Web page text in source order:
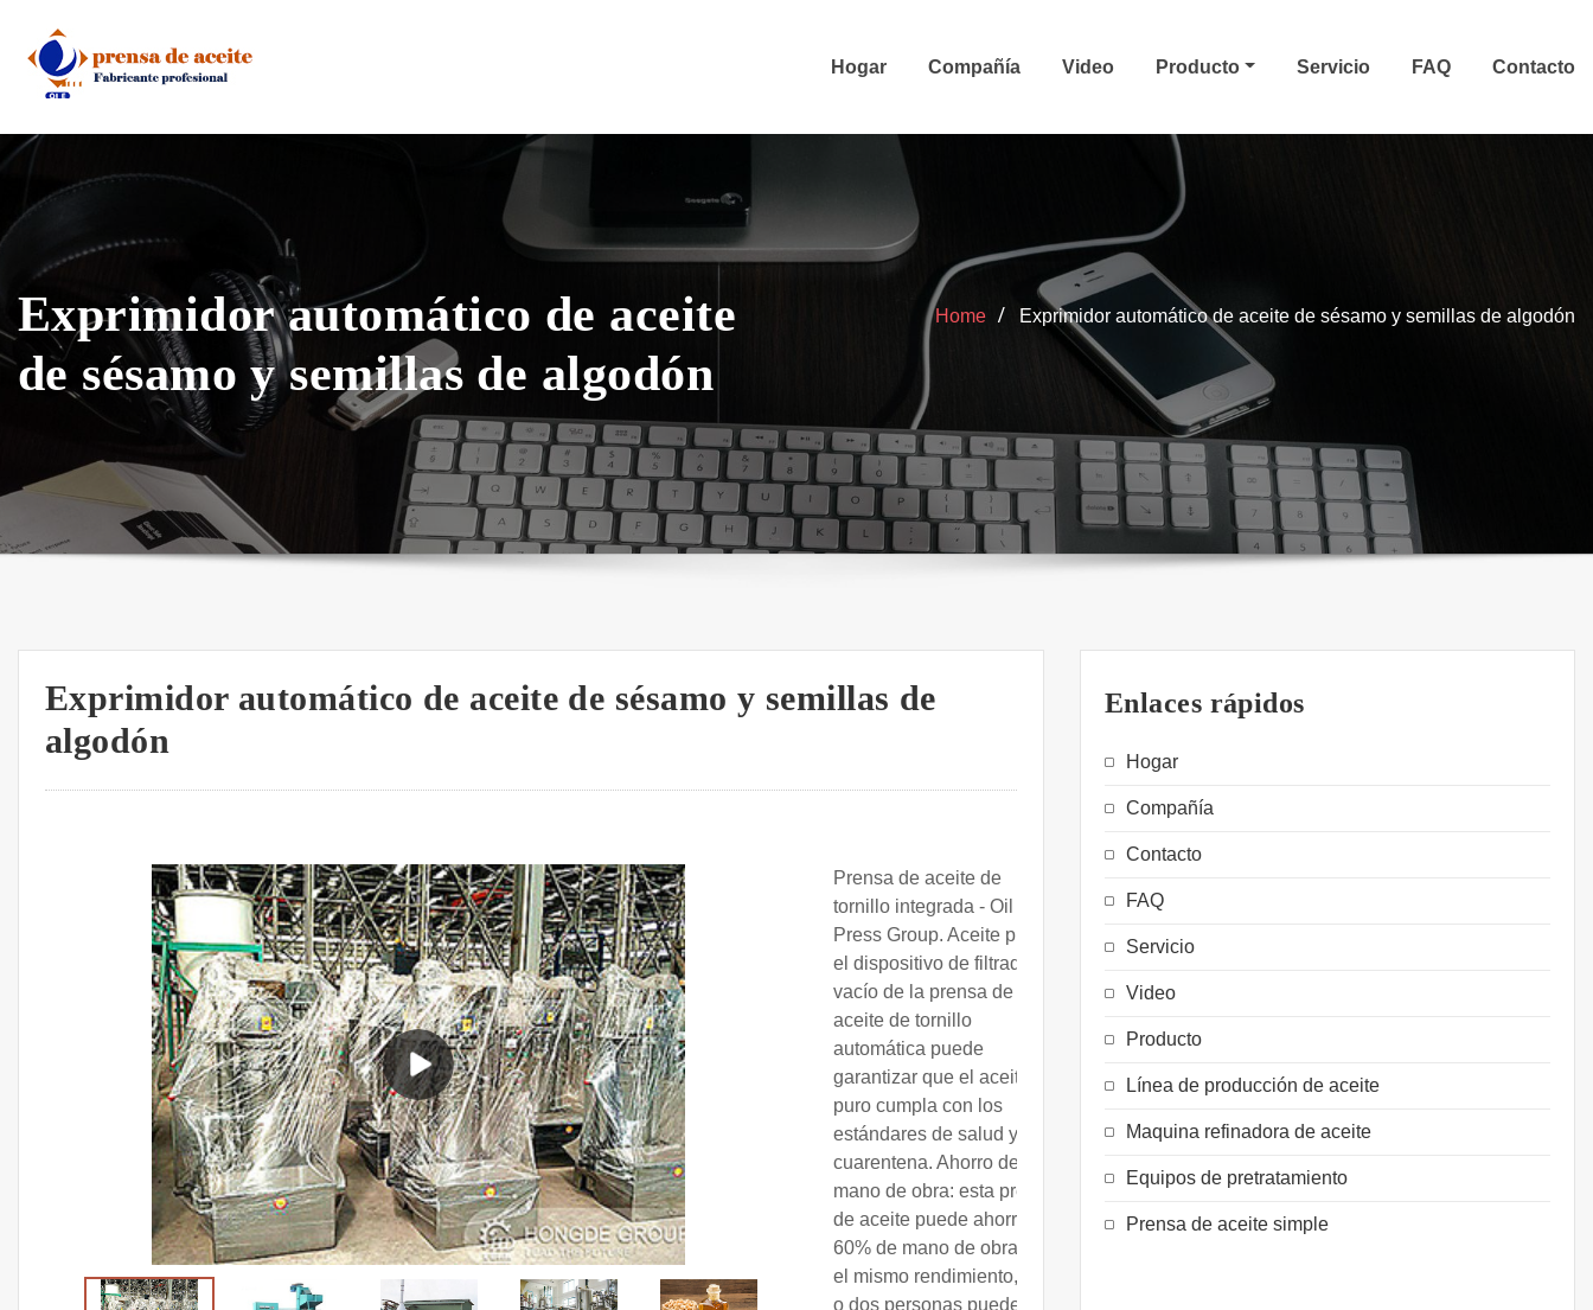
content
Hogar Compañía Video Producto Servicio FAQ Contacto
Exprimidor automático de aceite
de sésamo y semillas de algodón
Home Exprimidor automático de aceite de sésamo y semillas de algodón
Exprimidor automático de aceite de sésamo y semillas de
algodón
Prensa de aceite de
tornillo integrada - Oil
Press Group. Aceite puro:
el dispositivo de filtrado al
vacío de la prensa de
aceite de tornillo
automática puede
garantizar que el aceite
puro cumpla con los
estándares de salud y
cuarentena. Ahorro de
mano de obra: esta prensa
de aceite puede ahorrar un
60% de mano de obra con
el mismo rendimiento, una
o dos personas pueden
Enlaces rápidos
Hogar
Compañía
Contacto
FAQ
Servicio
Video
Producto
Línea de producción de aceite
Maquina refinadora de aceite
Equipos de pretratamiento
Prensa de aceite simple